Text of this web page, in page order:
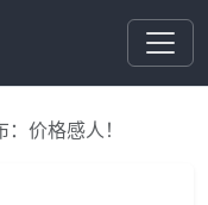
价格感人！